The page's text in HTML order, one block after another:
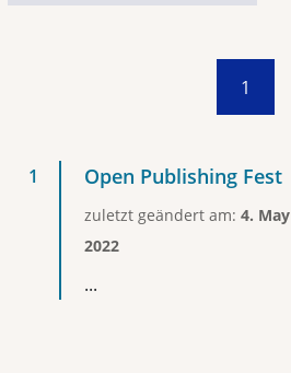
1
Open Publishing Fest
zuletzt geändert am: 4. May
2022
...